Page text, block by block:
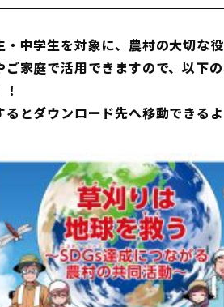
・中学生を対象に、農村の大切な
ご家庭で活用できますので、以下
とダウンロード先へ移動できるよ